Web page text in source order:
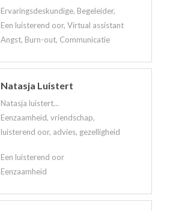
Ervaringsdeskundige, Begeleider,
Een luisterend oor, Virtual assistant
Angst, Burn-out, Communicatie
Natasja Luistert
Natasja luistert...
Eenzaamheid, vriendschap,
luisterend oor, advies, gezelligheid
Een luisterend oor
Eenzaamheid